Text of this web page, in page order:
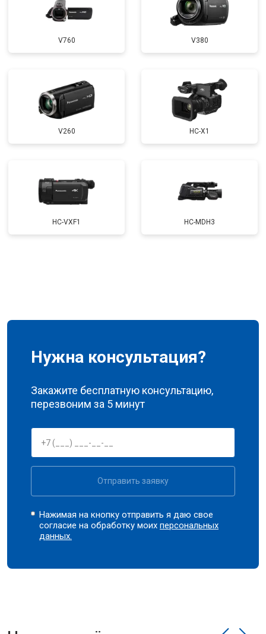
V760 V380
V260 HC-X1
HC-VXF1 HC-MDH3
Нужна консультация?
Закажите бесплатную консультацию,
перезвоним за 5 минут
Отправить заявку
Нажимая на кнопку отправить я даю свое
согласие на обработку моихперсональных
данных.